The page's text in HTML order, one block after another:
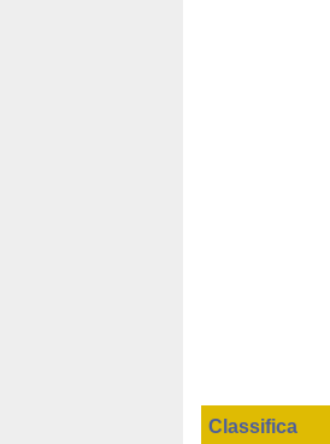
Classifica